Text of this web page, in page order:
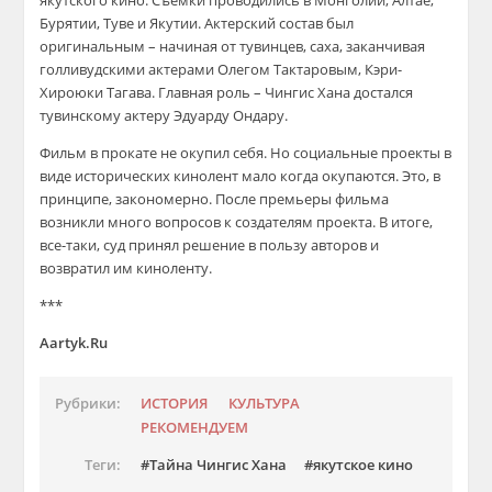
Бурятии, Туве и Якутии. Актерский состав был
оригинальным – начиная от тувинцев, саха, заканчивая
голливудскими актерами Олегом Тактаровым, Кэри-
Хироюки Тагава. Главная роль – Чингис Хана достался
тувинскому актеру Эдуарду Ондару.
Фильм в прокате не окупил себя. Но социальные проекты в
виде исторических кинолент мало когда окупаются. Это, в
принципе, закономерно. После премьеры фильма
возникли много вопросов к создателям проекта. В итоге,
все-таки, суд принял решение в пользу авторов и
возвратил им киноленту.
***
Aartyk.Ru
Рубрики: ИСТОРИЯ
КУЛЬТУРА
РЕКОМЕНДУЕМ
Теги:
Тайна Чингис Хана якутское кино